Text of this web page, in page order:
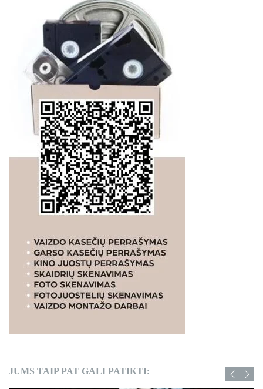
JUMS TAIP PAT GALI PATIKTI: